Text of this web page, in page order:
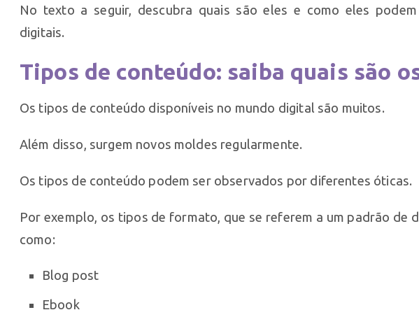
No texto a seguir, descubra quais são eles e como eles
digitais.
Tipos de conteúdo: saiba quais são
Os tipos de conteúdo disponíveis no mundo digital são muitos.
Além disso, surgem novos moldes regularmente.
Os tipos de conteúdo podem ser observados por diferentes óticas.
Por exemplo, os tipos de formato, que se referem a um padrão de
como:
Blog post
Ebook